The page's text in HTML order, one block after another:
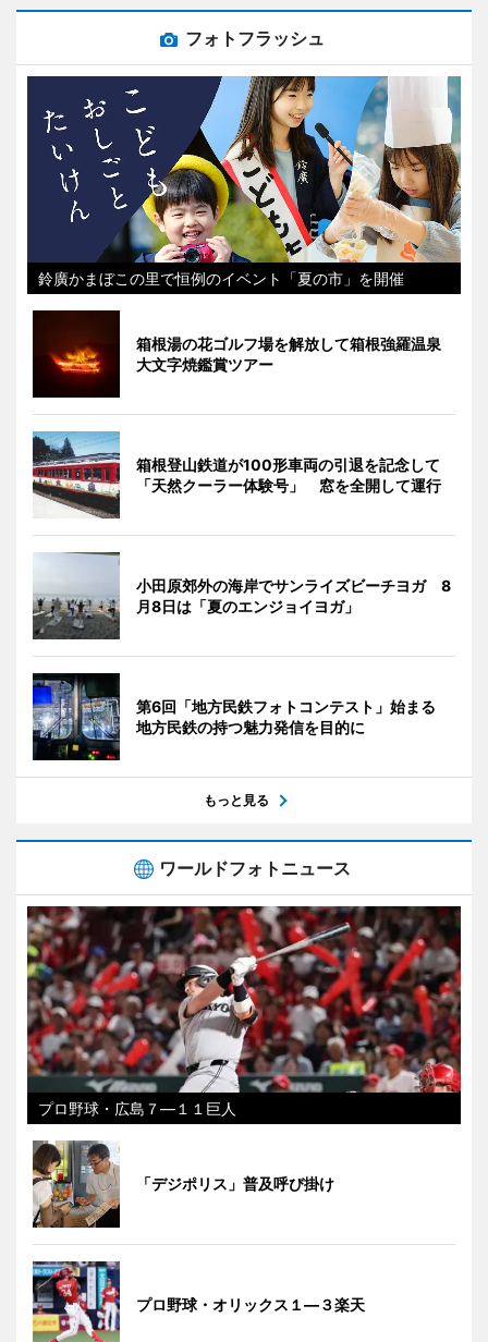
フォトフラッシュ
鈴廣かまぼこの里で恒例のイベント「夏の市」を開催
箱根湯の花ゴルフ場を解放して箱根強羅温泉
大文字焼鑑賞ツアー
箱根登山鉄道が100形車両の引退を記念して
「天然クーラー体験号」 窓を全開して運行
小田原郊外の海岸でサンライズビーチヨガ 8
月8日は「夏のエンジョイヨガ」
第6回「地方民鉄フォトコンテスト」始まる
地方民鉄の持つ魅力発信を目的に
もっと見る
ワールドフォトニュース
プロ野球・広島７―１１巨人
「デジポリス」普及呼び掛け
プロ野球・オリックス１―３楽天